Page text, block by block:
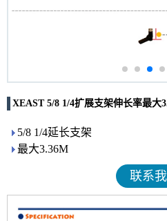
XEAST 5/8 1/4扩展支架伸长率最大
5/8 1/4延长支架
最大3.36M
联系我